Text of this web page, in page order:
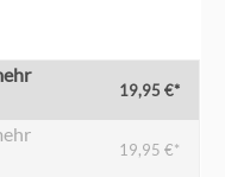
19,95 €*
19,95 €*